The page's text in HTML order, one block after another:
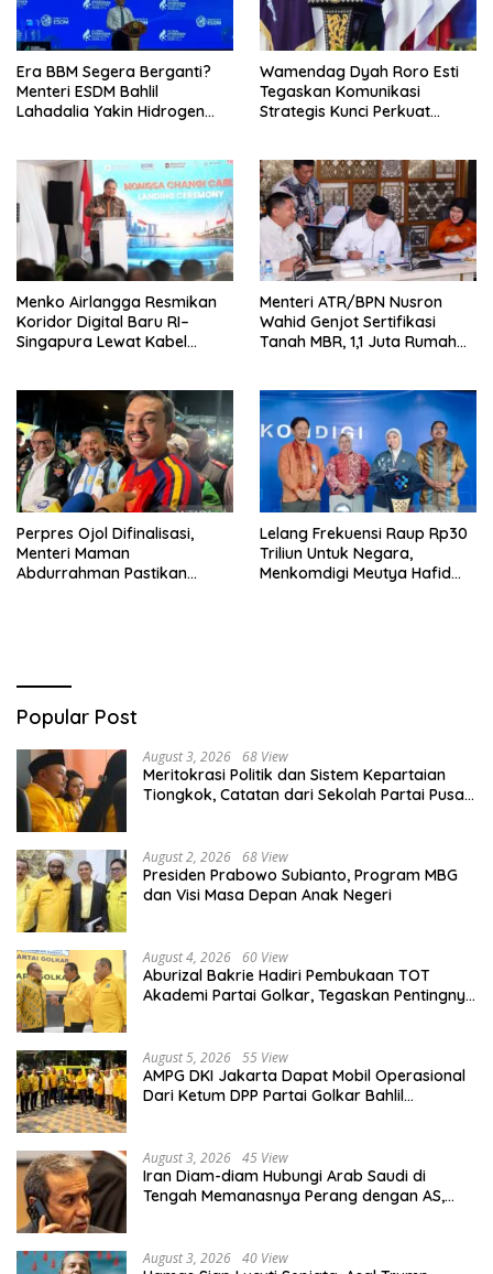
Era BBM Segera Berganti?
Menteri ESDM Bahlil
Lahadalia Yakin Hidrogen
Wamendag Dyah Roro Esti
Tegaskan Komunikasi
Strategis Kunci Perkuat
Menko Airlangga Resmikan
Koridor Digital Baru RI–
Singapura Lewat Kabel
Menteri ATR/BPN Nusron
Wahid Genjot Sertifikasi
Tanah MBR, 1,1 Juta Rumah
Perpres Ojol Difinalisasi,
Menteri Maman
Abdurrahman Pastikan
Lelang Frekuensi Raup Rp30
Triliun Untuk Negara,
Menkomdigi Meutya Hafid
Popular Post
August 3, 2026 68 View
Meritokrasi Politik dan Sistem Kepartaian
Tiongkok, Catatan dari Sekolah Partai Pusat
August 2, 2026 68 View
Presiden Prabowo Subianto, Program MBG
dan Visi Masa Depan Anak Negeri
August 4, 2026 60 View
Aburizal Bakrie Hadiri Pembukaan TOT
Akademi Partai Golkar, Tegaskan Pentingnya
August 5, 2026 55 View
AMPG DKI Jakarta Dapat Mobil Operasional
Dari Ketum DPP Partai Golkar Bahlil
August 3, 2026 45 View
Iran Diam-diam Hubungi Arab Saudi di
Tengah Memanasnya Perang dengan AS,
August 3, 2026 40 View